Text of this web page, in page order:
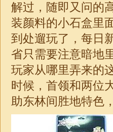
解过，随即又问的
装颜料的小石盒里
到处遛玩了，每日
省只需要注意暗地
玩家从哪里弄来的
时候，首领和两位
助东林间胜地特色